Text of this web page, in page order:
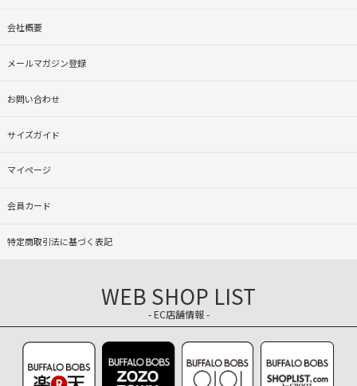
会社概要
メールマガジン登録
お問い合わせ
サイズガイド
マイページ
会員カード
特定商取引法に基づく表記
WEB SHOP LIST
- EC店舗情報 -